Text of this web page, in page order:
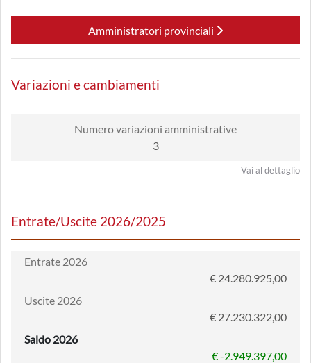
Amministratori provinciali
Variazioni e cambiamenti
Numero variazioni amministrative
3
Vai al dettaglio
Entrate/Uscite 2026/2025
Entrate 2026
€ 24.280.925,00
Uscite 2026
€ 27.230.322,00
Saldo 2026
€ -2.949.397,00